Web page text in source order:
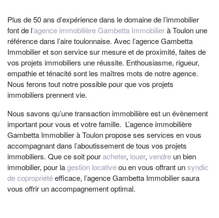
Plus de 50 ans d’expérience dans le domaine de l’immobilier
font de l’agence immobilière Gambetta Immobilierà Toulon une
référence dans l’aire toulonnaise. Avec l’agence Gambetta
Immobilieret son service sur mesure et de proximité, faites de
vos projets immobiliers une réussite. Enthousiasme, rigueur,
empathie et ténacité sont les maîtres mots de notre agence.
Nous ferons tout notre possible pour que vos projets
immobiliers prennent vie.
Nous savons qu’une transaction immobilière est un évènement
important pour vous et votre famille. L’agence immobilière
Gambetta Immobilier à Toulonpropose ses services en vous
accompagnant dans l’aboutissement de tous vos projets
immobiliers. Que ce soit pouracheter, louer, vendre un bien
immobilier, pour lagestion locativeou en vous offrant unsyndic
de copropriétéefficace, l’agence Gambetta Immobiliersaura
vous offrir un accompagnement optimal.